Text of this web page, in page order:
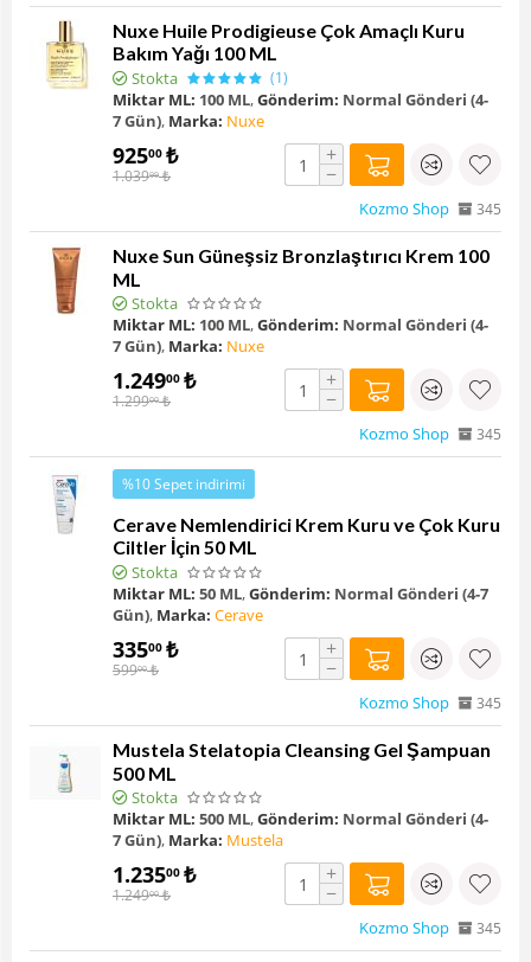
Nuxe Huile Prodigieuse Çok Amaçlı Kuru
Bakım Yağı 100 ML
Stokta (1)
Miktar ML: 100 ML,Gönderim: Normal Gönderi (4-
7 Gün), Marka: Nuxe
92500 ₺
1.03999 ₺
+
−
Kozmo Shop 345
Nuxe Sun Güneşsiz Bronzlaştırıcı Krem 100
ML
Stokta
Miktar ML: 100 ML,Gönderim: Normal Gönderi (4-
7 Gün), Marka: Nuxe
1.24900 ₺
1.29900 ₺
+
−
Kozmo Shop 345
%10 Sepet indirimi
Cerave Nemlendirici Krem Kuru ve Çok Kuru
Ciltler İçin 50 ML
Stokta
Miktar ML: 50 ML,Gönderim: Normal Gönderi (4-7
Gün), Marka: Cerave
33500 ₺
59900 ₺
+
−
Kozmo Shop 345
Mustela Stelatopia Cleansing Gel Şampuan
500 ML
Stokta
Miktar ML: 500 ML,Gönderim: Normal Gönderi (4-
7 Gün), Marka: Mustela
1.23500 ₺
1.24900 ₺
+
−
Kozmo Shop 345